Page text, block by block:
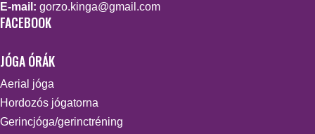
E-mail: gorzo.kinga@gmail.com
FACEBOOK
JÓGA ÓRÁK
Aerial jóga
Hordozós jógatorna
Gerincjóga/gerinctréning